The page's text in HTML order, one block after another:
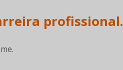
profissional.